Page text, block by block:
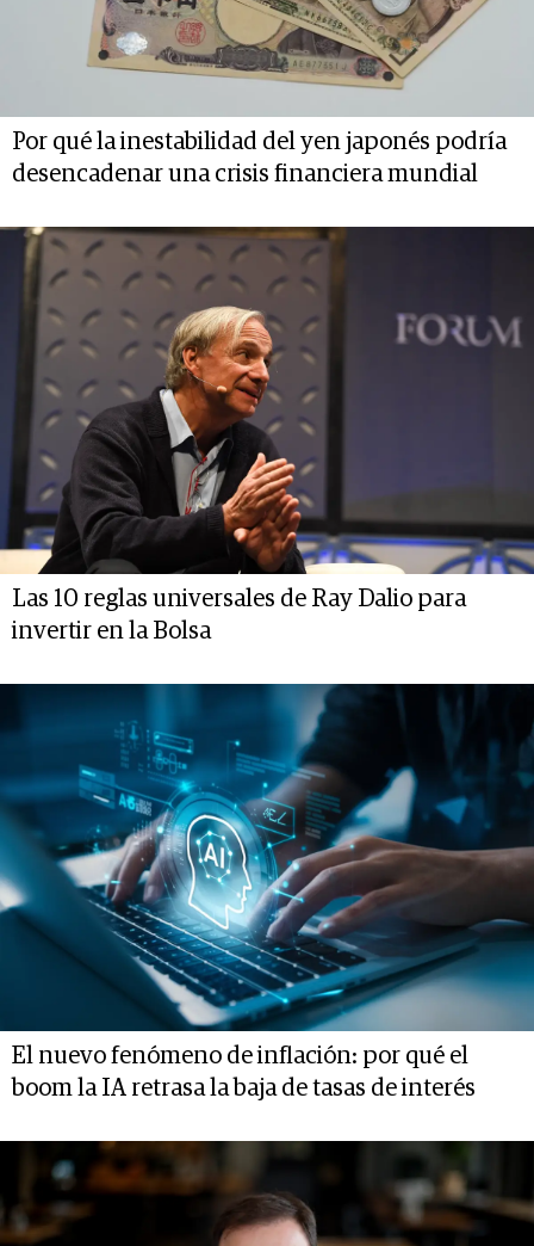
Por qué la inestabilidad del yen japonés podría
desencadenar una crisis financiera mundial
Las 10 reglas universales de Ray Dalio para
invertir en la Bolsa
El nuevo fenómeno de inflación: por qué el
boom la IA retrasa la baja de tasas de interés